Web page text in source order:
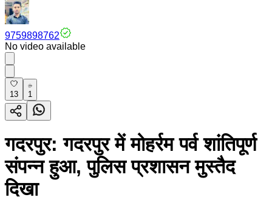
9759898762
No video available
13 1
गदरपुर: गदरपुर में मोहर्रम पर्व शांतिपूर्ण
संपन्न हुआ, पुलिस प्रशासन मुस्तैद
दिखा